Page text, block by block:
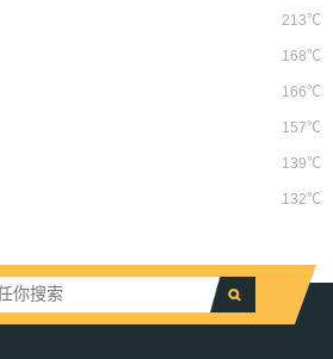
213℃
168℃
166℃
157℃
139℃
132℃